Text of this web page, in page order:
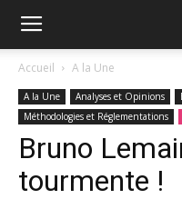
Green
Finance
Accueil A la Une
A la Une Analyses et Opinions
Méthodologies et Réglementations
Bruno
tourmente !